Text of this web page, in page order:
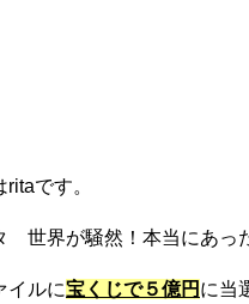
です。
世界が騒然！本当にあっ
イルに宝くじで５億円 に当